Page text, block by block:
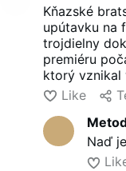
Kňazské
upútavku na
trojdielny
premiéru
ktorý vznikal
FSSPX
celom svete.
povolanie a
akejkoľvek
Like
Naď